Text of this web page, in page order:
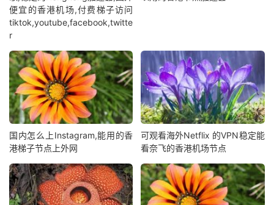
便宜的香港机场,付费梯子访问
tiktok,youtube,facebook,twitte
r
国内怎么上Instagram,能用的香
港梯子节点上外网
可观看海外Netflix 的VPN稳定能
看奈飞的香港机场节点